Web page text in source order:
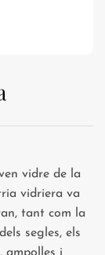
vidre de la
vidriera va
tant com la
segles, els